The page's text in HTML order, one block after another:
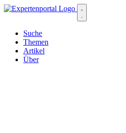
Suche
Themen
Artikel
Über